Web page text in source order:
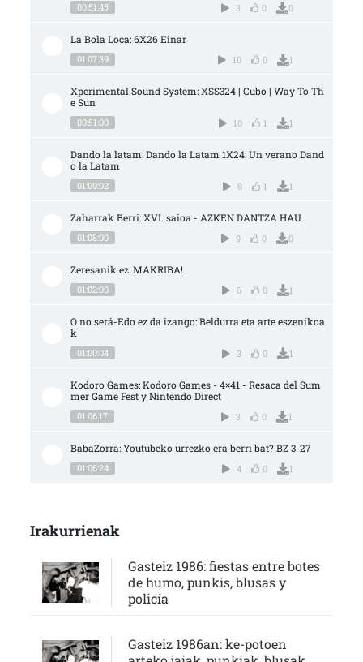
00:51:45 3 0 0
La Bola Loca: 6X26 Einar
01:07:39 10 0 1
Xperimental Sound System: XSS324 | Cubo | Way To Th
e Sun
00:51:00 10 1 1
Dando la latam: Dando la Latam 1X24: Un verano Dand
o la Latam
01:00:02 8 1 1
Zaharrak Berri: XVI. saioa - AZKEN DANTZA HAU
01:08:00 9 0 0
Zeresanik ez: MAKRIBA!
01:02:00 6 0 1
O no será-Edo ez da izango: Beldurra eta arte eszenikoa
k
01:00:04 3 0 1
Kodoro Games: Kodoro Games - 4×41 - Resaca del Sum
mer Game Fest y Nintendo Direct
01:06:17 3 0 1
BabaZorra: Youtubeko urrezko era berri bat? BZ 3-27
01:06:24 4 0 1
Irakurrienak
Gasteiz 1986: fiestas entre botes
de humo, punkis, blusas y
policía
Gasteiz 1986an: ke-potoen